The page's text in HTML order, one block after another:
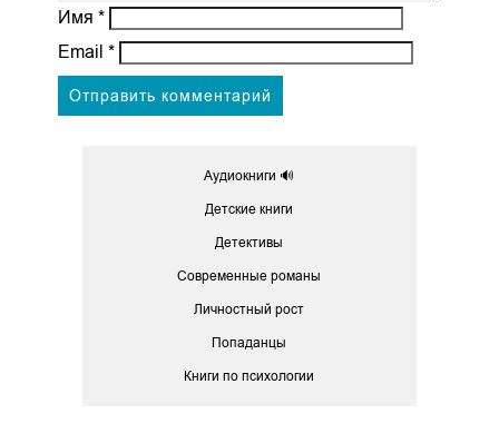
Имя *
Email *
Аудиокниги 🔊
Детские книги
Детективы
Современные романы
Личностный рост
Попаданцы
Книги по психологии